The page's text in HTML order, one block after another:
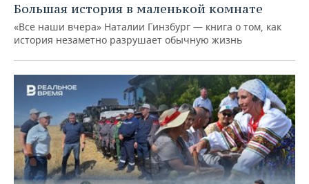
Большая история в маленькой комнате
«Все наши вчера» Наталии Гинзбург — книга о том, как
история незаметно разрушает обычную жизнь